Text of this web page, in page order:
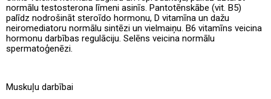
normālu testosterona līmeni asinīs. Pantotēnskābe (vit. B5)
palīdz nodrošināt steroīdo hormonu, D vitamīna un dažu
neiromediatoru normālu sintēzi un vielmaiņu. B6 vitamīns veicina
hormonu darbības regulāciju. Selēns veicina normālu
spermatoģenēzi.
Muskuļu darbībai